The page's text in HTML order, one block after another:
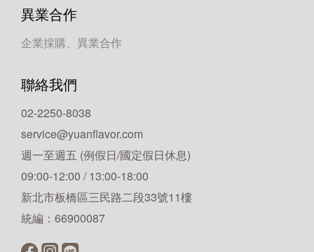
異業合作
企業採購、異業合作
聯絡我們
02-2250-8038
service@yuanflavor.com
週一至週五 (例假日/國定假日休息)
09:00-12:00 / 13:00-18:00
新北市板橋區三民路二段33號11樓
統編：66900087